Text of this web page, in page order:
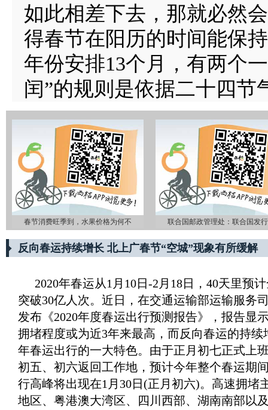
如此相差下去，那就必然
得春节在阳历的时间能保
年份安排13个月，有两个
闰”的规则是依据二十四节
春节消费旺季到，水果价格为何不 联合国邮政管理处：联合国发
反向春运持续增长 北上广春节“空城”现象有所缓解
2020年春运从1月10日-2月18日，40天里预
突破30亿人次。近日，在交通运输部运输服务
发布《2020年度春运出行预测报告》，报告显
拥堵程度或为近3年来最高，而反向春运的持续
年春运出行的一大特色。由于正月初七正式上
初五、初六返回工作地，预计今年整个春运期
行高峰将出现在1月30日(正月初六)。高速拥堵
地区、粤港澳大湾区、四川西部、湖南南部以